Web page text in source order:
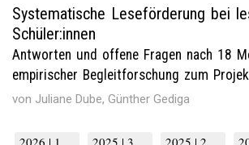
Systematische Leseförderung bei
Schüler:innen
Antworten und offene Fragen nach 18
empirischer Begleitforschung zum
von Juliane Dube, Günther Gediga